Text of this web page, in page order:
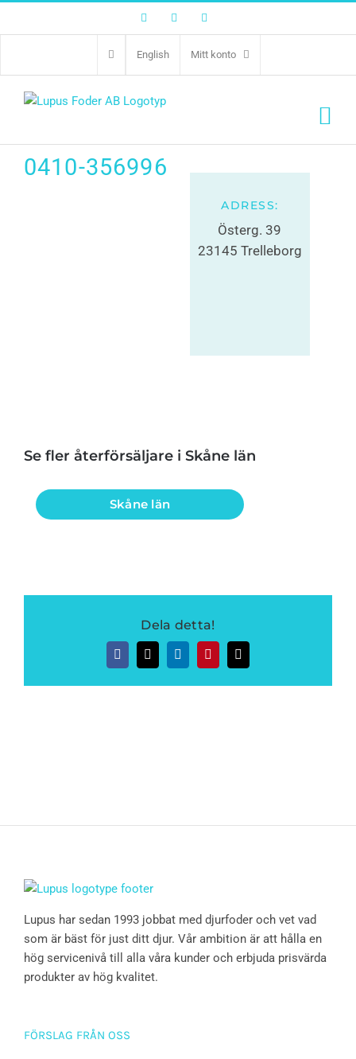
FacebookTwitter
English Mitt konto
Veterinären Nära
Dig
0410-356996
ADRESS:
Österg. 39
23145 Trelleborg
Se fler återförsäljare i Skåne län
Skåne län
Dela detta!
FacebookTwitterLinkedInPinterest
E-
post
Lupus har sedan 1993 jobbat med djurfoder och vet vad
som är bäst för just ditt djur. Vår ambition är att hålla en
hög servicenivå till alla våra kunder och erbjuda prisvärda
produkter av hög kvalitet.
FÖRSLAG FRÅN OSS